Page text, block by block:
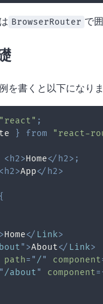
BrowserRouter で
を書くと以下になりま
"react" ;
} from "react-
< h2>Home</ h2> ;
< h2>App</ h2>
{
>Home</ Link>
">About</ Link>
path= "/" component
"/about" component=